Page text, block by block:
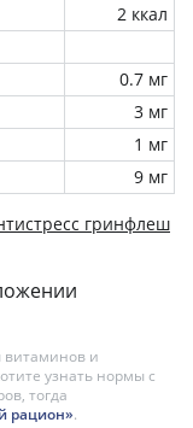
2 ккал
0.7 мг
3 мг
1 мг
9 мг
гринфлеш
витаминов и
узнать нормы с
тогда
рацион».